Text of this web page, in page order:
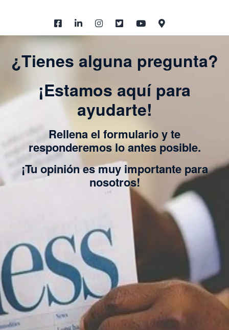
¿Tienes alguna pregunta?
¡Estamos aquí para
ayudarte!
Rellena el formulario y te
responderemos lo antes posible.
¡Tu opinión es muy importante para
nosotros!